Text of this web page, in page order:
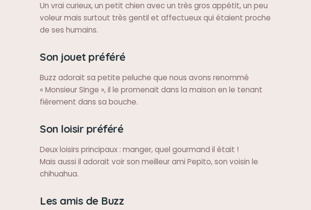
Un vrai curieux, un petit chien avec un très gros appétit, un peu
voleur mais surtout très gentil et affectueux qui étaient proche
de ses humains.
Son jouet préféré
Buzz adorait sa petite peluche que nous avons renommé
« Monsieur Singe », il le promenait dans la maison en le tenant
fièrement dans sa bouche.
Son loisir préféré
Deux loisirs principaux : manger, quel gourmand il était !
Mais aussi il adorait voir son meilleur ami Pepito, son voisin le
chihuahua.
Les amis de Buzz